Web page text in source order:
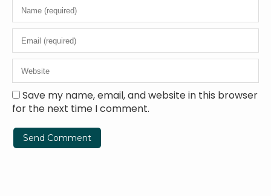
Save my name, email, and website in this browser
for the next time I comment.